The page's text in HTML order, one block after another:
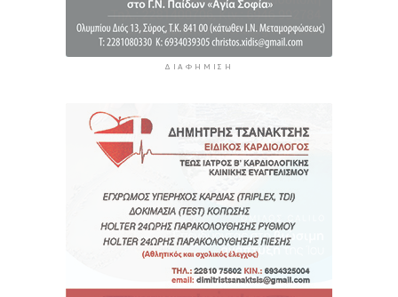
ΔΙΑΦΉΜΙΣΗ